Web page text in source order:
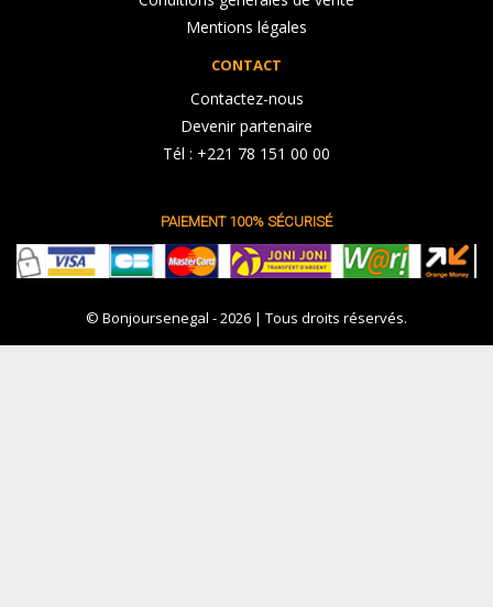
Mentions légales
CONTACT
Contactez-nous
Devenir partenaire
Tél : +221 78 151 00 00
PAIEMENT 100% SÉCURISÉ
© Bonjoursenegal - 2026 | Tous droits réservés.